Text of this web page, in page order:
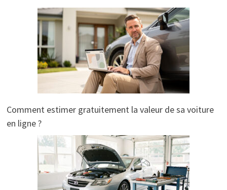
Comment estimer gratuitement la valeur de sa voiture
en ligne ?